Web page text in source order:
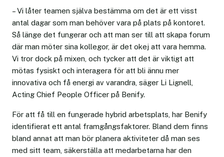
– Vi låter teamen själva bestämma om det är ett visst
antal dagar som man behöver vara på plats på kontoret.
Så länge det fungerar och att man ser till att skapa forum
där man möter sina kollegor, är det okej att vara hemma.
Vi tror dock på mixen, och tycker att det är viktigt att
mötas fysiskt och interagera för att bli ännu mer
innovativa och få energi av varandra, säger Li Lignell,
Acting Chief People Officer på Benify.
För att få till en fungerade hybrid arbetsplats, har Benify
identifierat ett antal framgångsfaktorer. Bland dem finns
bland annat att man bör planera aktiviteter då man ses
med sitt team, säkerställa att medarbetarna har den